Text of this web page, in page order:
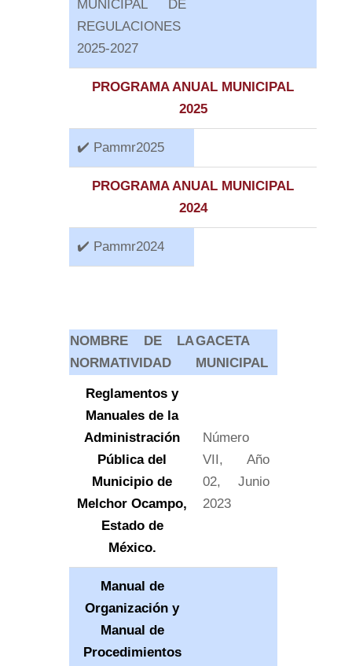
MUNICIPAL DE
REGULACIONES
2025-2027
PROGRAMA ANUAL MUNICIPAL
2025
✔️ Pammr2025
PROGRAMA ANUAL MUNICIPAL
2024
✔️ Pammr2024
NOMBRE DE LA
NORMATIVIDAD
GACETA
MUNICIPAL
Reglamentos y
Manuales de la
Administración
Pública del
Municipio de
Melchor Ocampo,
Estado de
México.
Número
VII, Año
02, Junio
2023
Manual de
Organización y
Manual de
Procedimientos